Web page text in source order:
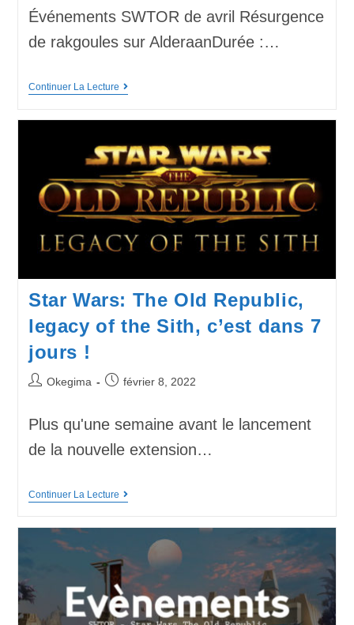
Événements SWTOR de avril Résurgence
de rakgoules sur AlderaanDurée :…
Continuer La Lecture
Star Wars: The Old Republic,
legacy of the Sith, c’est dans 7
jours !
Okegima février 8, 2022
Plus qu'une semaine avant le lancement
de la nouvelle extension…
Continuer La Lecture